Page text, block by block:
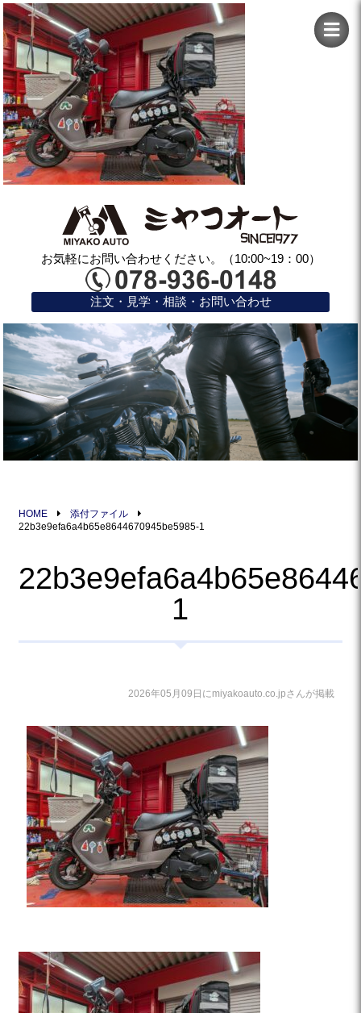
お気軽にお問い合わせください。（10:00~19：00）
注文・見学・相談・お問い合わせ
HOME
添付ファイル
22b3e9efa6a4b65e8644670945be5985-1
1
2026年05月09日にmiyakoauto.co.jpさんが掲載